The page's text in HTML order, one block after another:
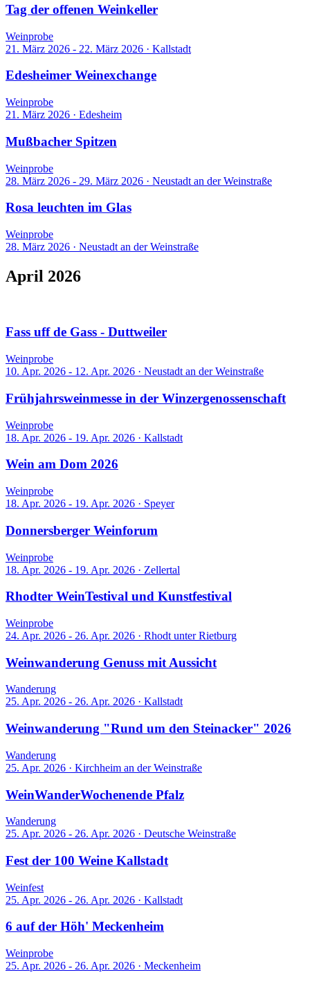
Tag der offenen Weinkeller
Weinprobe
21. März 2026 - 22. März 2026 · Kallstadt
Edesheimer Weinexchange
Weinprobe
21. März 2026 · Edesheim
Mußbacher Spitzen
Weinprobe
28. März 2026 - 29. März 2026 · Neustadt an der Weinstraße
Rosa leuchten im Glas
Weinprobe
28. März 2026 · Neustadt an der Weinstraße
April 2026
Fass uff de Gass - Duttweiler
Weinprobe
10. Apr. 2026 - 12. Apr. 2026 · Neustadt an der Weinstraße
Frühjahrsweinmesse in der Winzergenossenschaft
Weinprobe
18. Apr. 2026 - 19. Apr. 2026 · Kallstadt
Wein am Dom 2026
Weinprobe
18. Apr. 2026 - 19. Apr. 2026 · Speyer
Donnersberger Weinforum
Weinprobe
18. Apr. 2026 - 19. Apr. 2026 · Zellertal
Rhodter WeinTestival und Kunstfestival
Weinprobe
24. Apr. 2026 - 26. Apr. 2026 · Rhodt unter Rietburg
Weinwanderung Genuss mit Aussicht
Wanderung
25. Apr. 2026 - 26. Apr. 2026 · Kallstadt
Weinwanderung "Rund um den Steinacker" 2026
Wanderung
25. Apr. 2026 · Kirchheim an der Weinstraße
WeinWanderWochenende Pfalz
Wanderung
25. Apr. 2026 - 26. Apr. 2026 · Deutsche Weinstraße
Fest der 100 Weine Kallstadt
Weinfest
25. Apr. 2026 - 26. Apr. 2026 · Kallstadt
6 auf der Höh' Meckenheim
Weinprobe
25. Apr. 2026 - 26. Apr. 2026 · Meckenheim